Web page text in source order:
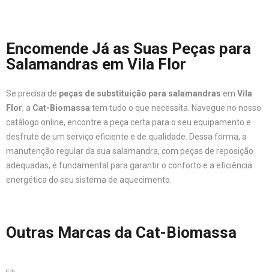
Encomende Já as Suas Peças para
Salamandras em Vila Flor
Se precisa de peças de substituição para salamandras em Vila
Flor, a Cat-Biomassa tem tudo o que necessita. Navegue no nosso
catálogo online, encontre a peça certa para o seu equipamento e
desfrute de um serviço eficiente e de qualidade. Dessa forma, a
manutenção regular da sua salamandra, com peças de reposição
adequadas, é fundamental para garantir o conforto e a eficiência
energética do seu sistema de aquecimento.
Outras Marcas da Cat-Biomassa